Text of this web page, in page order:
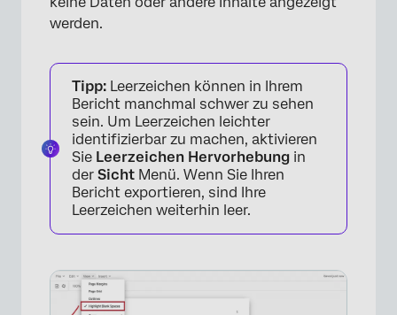
werden.
Tipp: Leerzeichen können in Ihrem
Bericht manchmal schwer zu sehen
sein. Um Leerzeichen leichter
identifizierbar zu machen, aktivieren
Sie Leerzeichen Hervorhebung in
der Sicht Menü. Wenn Sie Ihren
Bericht exportieren, sind Ihre
Leerzeichen weiterhin leer.